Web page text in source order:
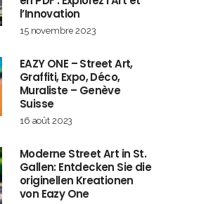
l’Innovation
15 novembre 2023
EAZY ONE – Street Art,
Graffiti, Expo, Déco,
Muraliste – Genève
Suisse
16 août 2023
Moderne Street Art in St.
Gallen: Entdecken Sie die
originellen Kreationen
von Eazy One